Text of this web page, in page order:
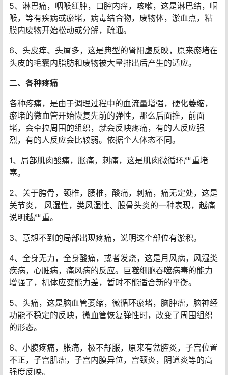
5、淋巴痛，咽喉红肿，口腔内痒，咳嗽，这是淋巴结，咽
喉，等有疾病或瘀堵，病毒结合物，废物体，淤血点，粘
膜内废物开始松动或分解，疏通。
6、头皮痒、头屑多，这是典型的肾阳虚反映，原来瘀堵在
头皮的毛囊内脂肪和废物被大量排出后产生的适应。
二、各种疼痛
各种疼痛，是由于调理过程中的血流量增强，硬化萎缩，
瘀堵的微血管开始恢复先前的弹性，那么后面推，前面
堵，会牵拉周围的组织，就会反映疼痛，有的人反应强
烈，有的人反应会比较弱。依据个人体态不同。
1、局部肌肉酸痛，胀痛，刺痛，这是肌肉微循环严重堵
塞。
2、关于胯骨，颈椎，腰椎，酸痛，刺痛，痛无定处，这是
关节炎， 风湿性，类风湿性、股骨头炎的一种表现，越痛
说明越严重。
3、意想不到的局部出现疼痛，说明这个部位有淤积。
4、全身无力，全身酸痛，或者发烧，这是月风病，风湿类
疾病，心脏病，痛风病的反应。巨噬细胞吞噬病毒的能力
增强了，机体应变能力差，暂时不能适合新的平衡。
5、头痛，这是脑血管萎缩，微循环瘀堵，脑肿瘤，脑神经
功能不稳定的反映，微血管恢复弹性时，改变了周围组织
的形态。
6、小腹疼痛，胀痛，极不舒服，原来有盆腔炎，子宫位置
不正，子宫肌瘤，子宫内膜异位，宫颈炎，阴道炎等的高
强度反映。